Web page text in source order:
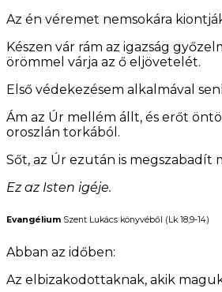
Az én véremet nemsokára
Készen vár rám az igazság
örömmel várja az ő eljövetelét.
Első védekezésem alkalmával
Ám az Úr mellém állt, és erőt
oroszlán torkából.
Sőt, az Úr ezután is megszabadít
Ez az Isten igéje.
Evangélium Szent Lukács könyvéből (Lk 18,9-14)
Abban az időben:
Az elbizakodottaknak, akik